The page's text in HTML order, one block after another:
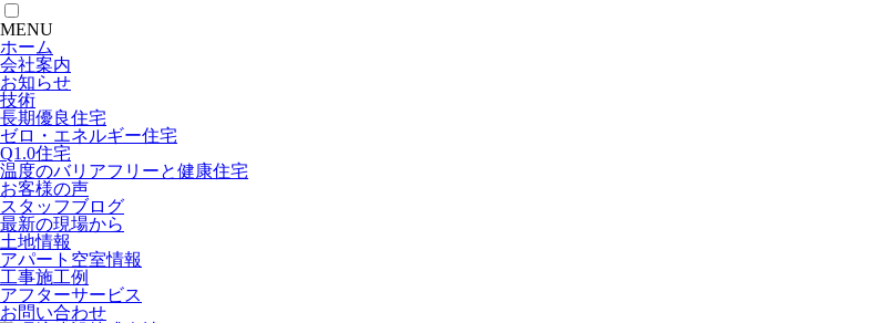
MENU
ホーム
会社案内
お知らせ
技術
長期優良住宅
ゼロ・エネルギー住宅
Q1.0住宅
温度のバリアフリーと健康住宅
お客様の声
スタッフブログ
最新の現場から
土地情報
アパート空室情報
工事施工例
アフターサービス
お問い合わせ